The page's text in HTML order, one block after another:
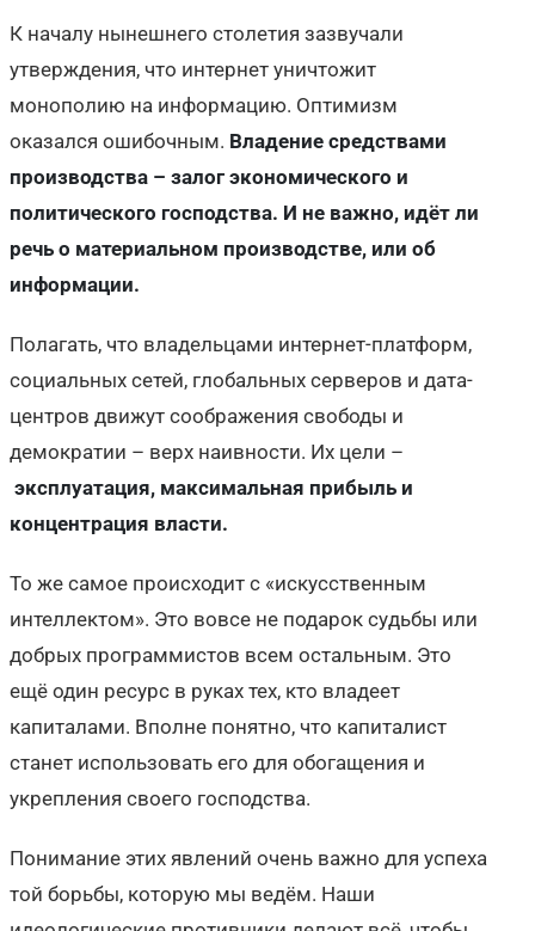
К началу нынешнего столетия зазвучали
утверждения, что интернет уничтожит
монополию на информацию. Оптимизм
оказался ошибочным. Владение средствами
производства – залог экономического и
политического господства. И не важно, идёт ли
речь о материальном производстве, или об
информации.
Полагать, что владельцами интернет-платформ,
социальных сетей, глобальных серверов и дата-
центров движут соображения свободы и
демократии – верх наивности. Их цели –
эксплуатация, максимальная прибыль и
концентрация власти.
То же самое происходит с «искусственным
интеллектом». Это вовсе не подарок судьбы или
добрых программистов всем остальным. Это
ещё один ресурс в руках тех, кто владеет
капиталами. Вполне понятно, что капиталист
станет использовать его для обогащения и
укрепления своего господства.
Понимание этих явлений очень важно для успеха
той борьбы, которую мы ведём. Наши